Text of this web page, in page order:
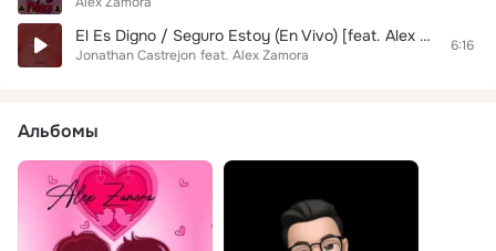
El Es Digno / Seguro Estoy (En Vivo) [feat. Alex Zamora]
Jonathan Castrejon feat. Alex Zamora
6:16
Альбомы